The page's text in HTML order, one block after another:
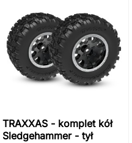
TRAXXAS - komplet kół
Sledgehammer - tył